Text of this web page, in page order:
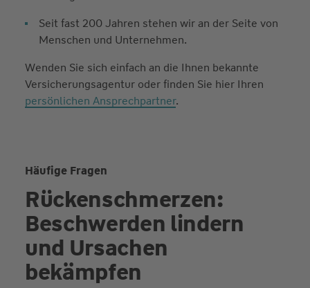
Seit fast 200 Jahren stehen wir an der Seite von
Menschen und Unternehmen.
Wenden Sie sich einfach an die Ihnen bekannte
Versicherungsagentur oder finden Sie hier Ihren
persönlichen Ansprechpartner.
Häufige Fragen
Rückenschmerzen:
Beschwerden lindern
und Ursachen
bekämpfen